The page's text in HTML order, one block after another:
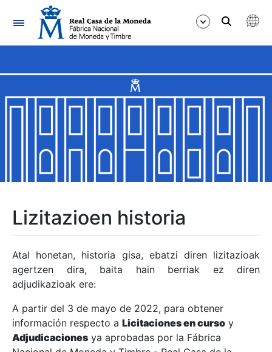
Nabigazioa
Erakutsi/Ezkutatu
Erakutsi/Ezkutatu
Erakutsi/Ezkutatu
Erakutsi/Ezkutatu
Erakutsi/Ezkutatu
Erakutsi/Ezkutatu
Lizitazioen historia
Atal honetan, historia gisa, ebatzi diren lizitazioak
agertzen dira, baita hain berriak ez diren
adjudikazioak ere:
A partir del 3 de mayo de 2022, para obtener
información respecto a Licitaciones en curso y
Adjudicaciones ya aprobadas por la Fábrica